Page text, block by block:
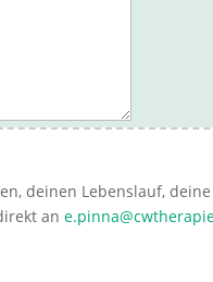
deinen Lebenslauf,
an